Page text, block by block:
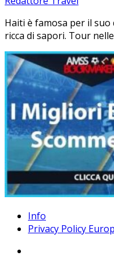
Haiti è famosa per il suo
ricca di sapori. Tour
Info
Privacy Policy